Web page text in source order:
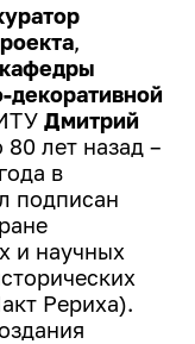
о
,
кафедры
Дмитрий
80 лет назад –
в
подписан
и научных
Рериха).